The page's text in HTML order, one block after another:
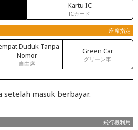
Kartu IC
ICカード
座席指定
Duduk Tanpa
Nomor
自由席
Green Car
グリーン車
masuk berbayar.
飛行機利用